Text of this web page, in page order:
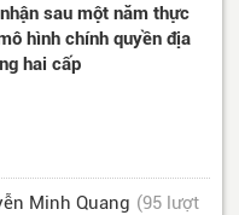
sau một năm thực
hình chính quyền địa
hai cấp
Minh Quang (95 lượt